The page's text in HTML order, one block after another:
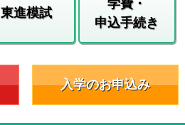
東進模試
学費・
申込手続き
入学のお申込み